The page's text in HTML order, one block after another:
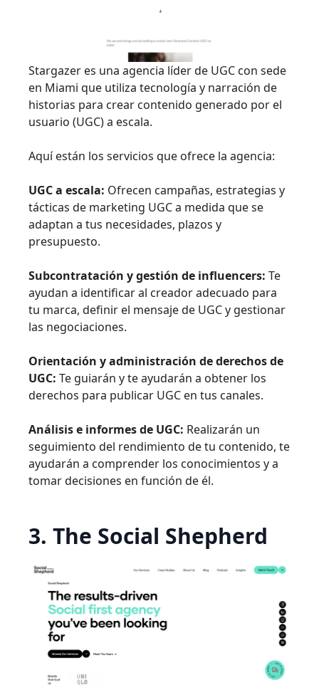
Stargazer es una agencia líder de UGC con sede
en Miami que utiliza tecnología y narración de
historias para crear contenido generado por el
usuario (UGC) a escala.
Aquí están los servicios que ofrece la agencia:
UGC a escala: Ofrecen campañas, estrategias y
tácticas de marketing UGC a medida que se
adaptan a tus necesidades, plazos y
presupuesto.
Subcontratación y gestión de influencers: Te
ayudan a identificar al creador adecuado para
tu marca, definir el mensaje de UGC y gestionar
las negociaciones.
Orientación y administración de derechos de
UGC: Te guiarán y te ayudarán a obtener los
derechos para publicar UGC en tus canales.
Análisis e informes de UGC: Realizarán un
seguimiento del rendimiento de tu contenido, te
ayudarán a comprender los conocimientos y a
tomar decisiones en función de él.
3. The Social Shepherd